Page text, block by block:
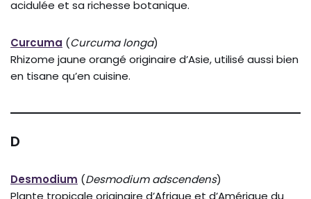
acidulée et sa richesse botanique.
Curcuma (Curcuma longa)
Rhizome jaune orangé originaire d’Asie, utilisé aussi bien
en tisane qu’en cuisine.
D
Desmodium (Desmodium adscendens)
Plante tropicale originaire d’Afrique et d’Amérique du